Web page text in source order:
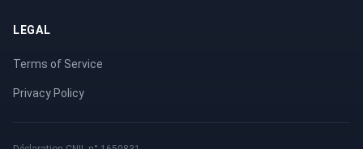
LEGAL
Terms of Service
Privacy Policy